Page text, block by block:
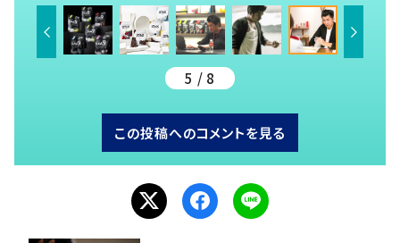
5 / 8
この投稿へのコメントを見る